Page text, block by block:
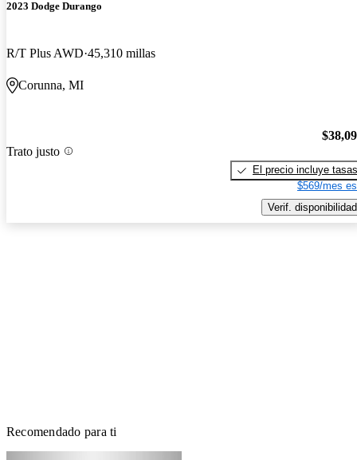
2023 Dodge Durango
R/T Plus AWD 45,310 millas
Corunna, MI
Trato justo
El precio incluye tasas
$569/mes
Verif. disponibilidad
Recomendado para ti